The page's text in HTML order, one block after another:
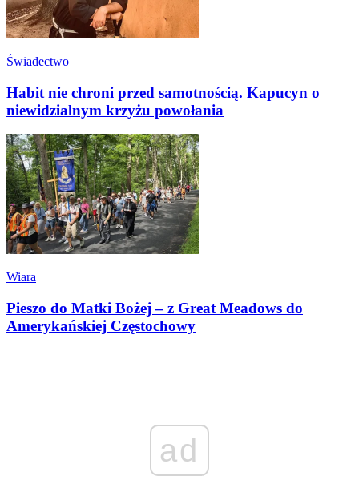
Świadectwo
Habit nie chroni przed samotnością. Kapucyn o
niewidzialnym krzyżu powołania
Wiara
Pieszo do Matki Bożej – z Great Meadows do
Amerykańskiej Częstochowy
ad